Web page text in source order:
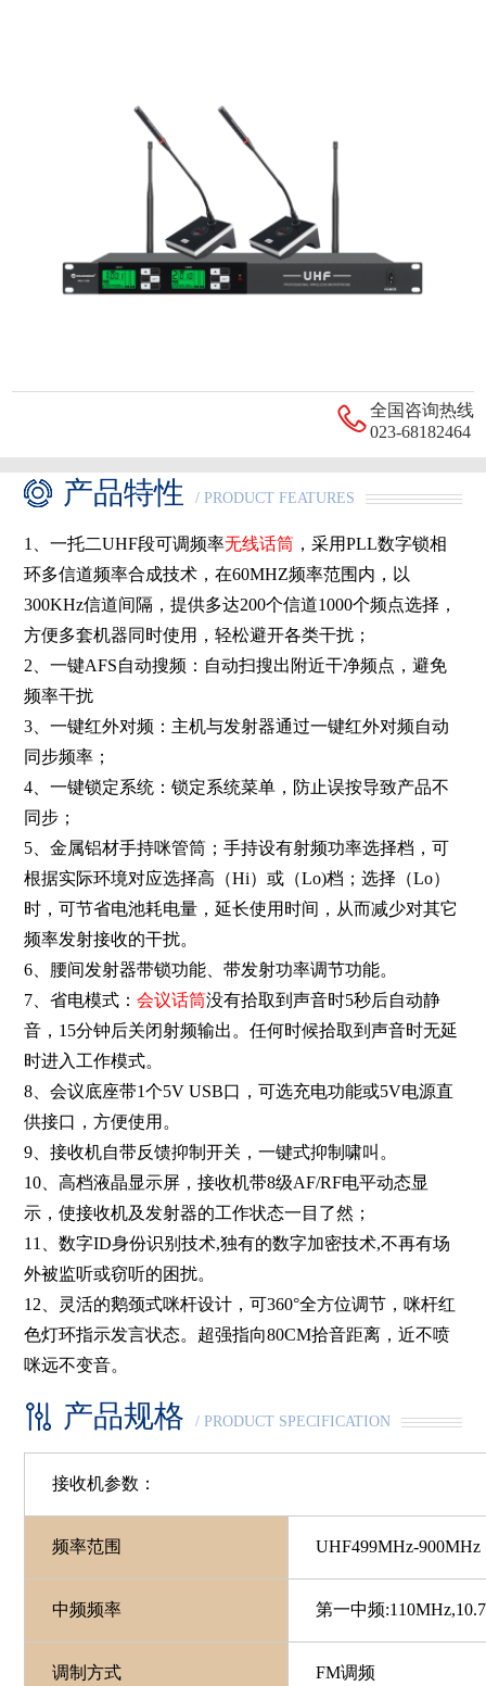
全国咨询热线
023-68182464
产品特性 / PRODUCT FEATURES
1、一托二UHF段可调频率无线话筒，采用PLL数字锁相
环多信道频率合成技术，在60MHZ频率范围内，以
300KHz信道间隔，提供多达200个信道1000个频点选择，
方便多套机器同时使用，轻松避开各类干扰；
2、一键AFS自动搜频：自动扫搜出附近干净频点，避免
频率干扰
3、一键红外对频：主机与发射器通过一键红外对频自动
同步频率；
4、一键锁定系统：锁定系统菜单，防止误按导致产品不
同步；
5、金属铝材手持咪管筒；手持设有射频功率选择档，可
根据实际环境对应选择高（Hi）或（Lo)档；选择（Lo）
时，可节省电池耗电量，延长使用时间，从而减少对其它
频率发射接收的干扰。
6、腰间发射器带锁功能、带发射功率调节功能。
7、省电模式： 会议话筒没有拾取到声音时5秒后自动静
音，15分钟后关闭射频输出。任何时候拾取到声音时无延
时进入工作模式。
8、会议底座带1个5V USB口，可选充电功能或5V电源直
供接口，方便使用。
9、接收机自带反馈抑制开关，一键式抑制啸叫。
10、高档液晶显示屏，接收机带8级AF/RF电平动态显
示，使接收机及发射器的工作状态一目了然；
11、数字ID身份识别技术,独有的数字加密技术,不再有场
外被监听或窃听的困扰。
12、灵活的鹅颈式咪杆设计，可360°全方位调节，咪杆红
色灯环指示发言状态。超强指向80CM拾音距离，近不喷
咪远不变音。
产品规格 / PRODUCT SPECIFICATION
接收机参数：
频率范围 UHF499MHz-900MHz
中频频率 第一中频:110MHz,
调制方式 FM调频